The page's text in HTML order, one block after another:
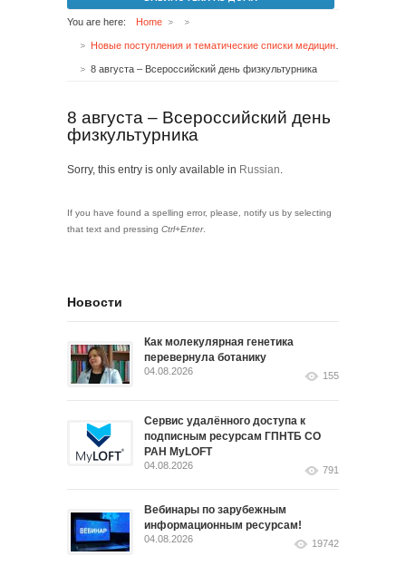
You are here: Home
8 августа – Всероссийский день физкультурника
8 августа – Всероссийский день
физкультурника
Sorry, this entry is only available in Russian.
If you have found a spelling error, please, notify us by selecting
that text and pressing Ctrl+Enter.
Новости
Как молекулярная генетика
перевернула ботанику
04.08.2026 155
Сервис удалённого доступа к
подписным ресурсам ГПНТБ СО
РАН MyLOFT
04.08.2026 791
Вебинары по зарубежным
информационным ресурсам!
04.08.2026 19742